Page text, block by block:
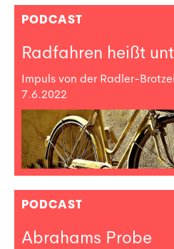
PODCAST
Radfahren heißt
Impuls von der Radler-
7.6.2022
PODCAST
Abrahams Probe